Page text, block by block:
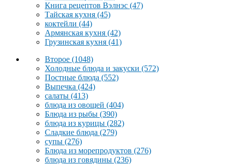
Книга рецептов Вэлнэс (47)
Тайская кухня (45)
коктейли (44)
Армянская кухня (42)
Грузинская кухня (41)
Второе (1048)
Холодные блюда и закуски (572)
Постные блюда (552)
Выпечка (424)
салаты (413)
блюда из овощей (404)
Блюда из рыбы (390)
блюда из курицы (282)
Сладкие блюда (279)
супы (276)
Блюда из морепродуктов (276)
блюда из говядины (236)